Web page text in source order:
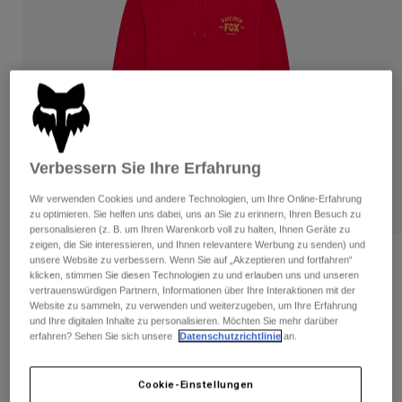
Kurze Hosen
Jacken
Handschuhe
Protektoren
Brillen
Socken
Zubehör
Handschuhe
Jacken
Brillen
Socken
Taschen & Zubehör
Spare parts
Damen
T-Shirts & Tops
Hoodies und Pullover
Jacken
Hosen
Shirts
Alle anzeigen
Socken
Alle anzeigen
Moto
Helme
Jerseys
Hosen
Stiefel
Guards
Bewertungen
Slogan Pullover Hoodie
Artikelnr.36272
Price reduced from
Verbessern Sie Ihre Erfahrung
Wir verwenden Cookies und andere Technologien, um Ihre Online-Erfahrung
zu optimieren. Sie helfen uns dabei, uns an Sie zu erinnern, Ihren Besuch zu
personalisieren (z. B. um Ihren Warenkorb voll zu halten, Ihnen Geräte zu
zeigen, die Sie interessieren, und Ihnen relevantere Werbung zu senden) und
unsere Website zu verbessern. Wenn Sie auf „Akzeptieren und fortfahren“
klicken, stimmen Sie diesen Technologien zu und erlauben uns und unseren
vertrauenswürdigen Partnern, Informationen über Ihre Interaktionen mit der
Website zu sammeln, zu verwenden und weiterzugeben, um Ihre Erfahrung
und Ihre digitalen Inhalte zu personalisieren. Möchten Sie mehr darüber
erfahren? Sehen Sie sich unsere
Datenschutzrichtlinie an.
Cookie-Einstellungen